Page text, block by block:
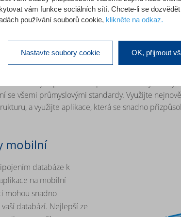
podnikových řešení: zlepšením výkonu,
stalo mobilním a stalo se součástí cloudu.
zachování nákladů pod kontrolou.
umožňuje optimalizovat produktivitu a rychle
se všemi průmyslovými standardy. Využijte
a využijte aplikace, která se snadno
mobilní
databáze k
na mobilní
mohou snadno
databází. Nejlepší ze
vám funkce sociálních sítí. Chcete-li se
používání souborů cookie, klikněte na odkaz.
Nastavte soubory cookie OK, přijmout